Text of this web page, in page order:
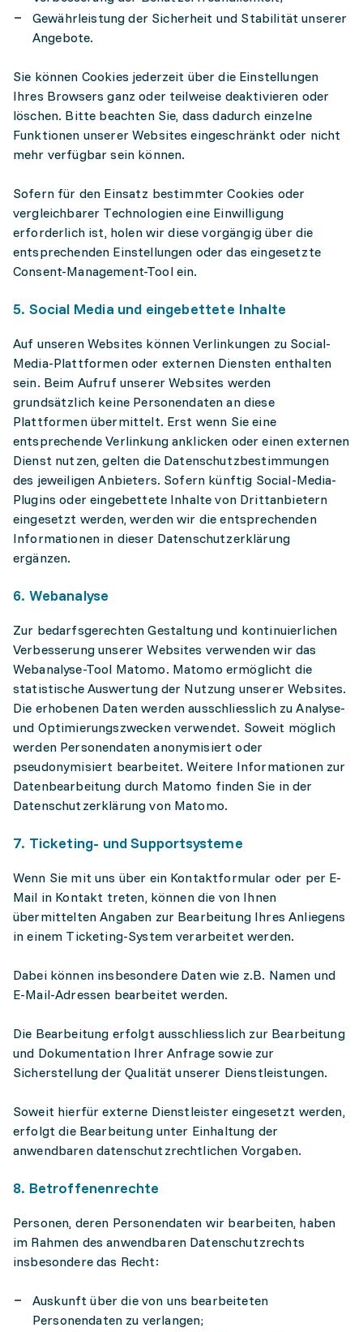
Gewährleistung der Sicherheit und Stabilität unserer
Angebote.
Sie können Cookies jederzeit über die Einstellungen
Ihres Browsers ganz oder teilweise deaktivieren oder
löschen. Bitte beachten Sie, dass dadurch einzelne
Funktionen unserer Websites eingeschränkt oder nicht
mehr verfügbar sein können.
Sofern für den Einsatz bestimmter Cookies oder
vergleichbarer Technologien eine Einwilligung
erforderlich ist, holen wir diese vorgängig über die
entsprechenden Einstellungen oder das eingesetzte
Consent-Management-Tool ein.
5. Social Media und eingebettete Inhalte
Auf unseren Websites können Verlinkungen zu Social-
Media-Plattformen oder externen Diensten enthalten
sein. Beim Aufruf unserer Websites werden
grundsätzlich keine Personendaten an diese
Plattformen übermittelt. Erst wenn Sie eine
entsprechende Verlinkung anklicken oder einen externen
Dienst nutzen, gelten die Datenschutzbestimmungen
des jeweiligen Anbieters. Sofern künftig Social-Media-
Plugins oder eingebettete Inhalte von Drittanbietern
eingesetzt werden, werden wir die entsprechenden
Informationen in dieser Datenschutzerklärung
ergänzen.
6. Webanalyse
Zur bedarfsgerechten Gestaltung und kontinuierlichen
Verbesserung unserer Websites verwenden wir das
Webanalyse-Tool Matomo. Matomo ermöglicht die
statistische Auswertung der Nutzung unserer Websites.
Die erhobenen Daten werden ausschliesslich zu Analyse-
und Optimierungszwecken verwendet. Soweit möglich
werden Personendaten anonymisiert oder
pseudonymisiert bearbeitet. Weitere Informationen zur
Datenbearbeitung durch Matomo finden Sie in der
Datenschutzerklärung von Matomo.
7. Ticketing- und Supportsysteme
Wenn Sie mit uns über ein Kontaktformular oder per E-
Mail in Kontakt treten, können die von Ihnen
übermittelten Angaben zur Bearbeitung Ihres Anliegens
in einem Ticketing-System verarbeitet werden.
Dabei können insbesondere Daten wie z.B. Namen und
E-Mail-Adressen bearbeitet werden.
Die Bearbeitung erfolgt ausschliesslich zur Bearbeitung
und Dokumentation Ihrer Anfrage sowie zur
Sicherstellung der Qualität unserer Dienstleistungen.
Soweit hierfür externe Dienstleister eingesetzt werden,
erfolgt die Bearbeitung unter Einhaltung der
anwendbaren datenschutzrechtlichen Vorgaben.
8. Betroffenenrechte
Personen, deren Personendaten wir bearbeiten, haben
im Rahmen des anwendbaren Datenschutzrechts
insbesondere das Recht:
Auskunft über die von uns bearbeiteten
Personendaten zu verlangen;